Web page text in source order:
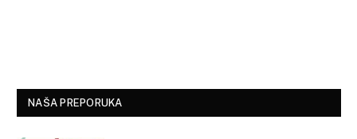
NAŠA PREPORUKA